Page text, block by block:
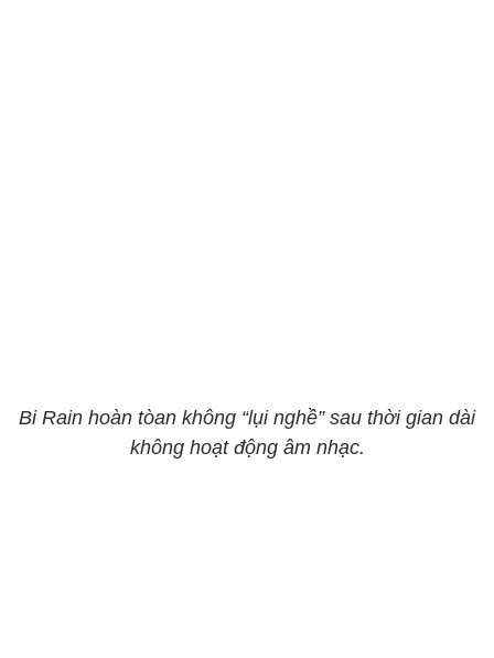
Bi Rain hoàn tòan không “lụi nghề” sau thời gian dài
không hoạt động âm nhạc.